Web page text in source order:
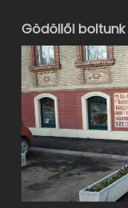
Gödöllői boltunk